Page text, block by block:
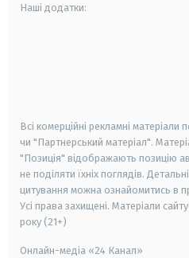
Наші додатки:
Всі комерційні рекламні
чи "Партнерський матеріал".
"Позиція" відображають позицію
не поділяти їхніх поглядів.
цитування можна ознайомитись в
Усі права захищені. Матеріали
року (21+)
Онлайн-медіа «24 Канал»